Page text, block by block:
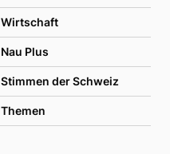
Wirtschaft
Nau Plus
Stimmen der Schweiz
Themen